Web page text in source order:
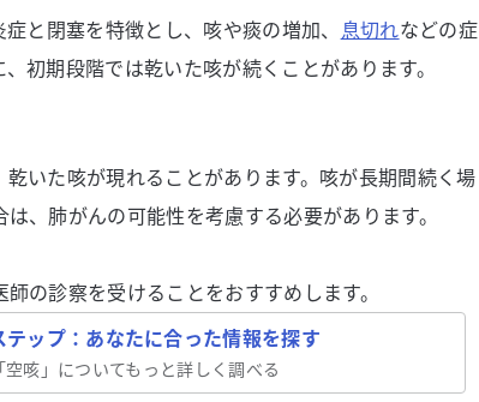
と閉塞を特徴とし、咳や痰の増加、 息切れなどの症
初期段階では乾いた咳が続くことがあります。
乾いた咳が現れることがあります。咳が長期間続く場
は、肺がんの可能性を考慮する必要があります。
の診察を受けることをおすすめします。
テップ：あなたに合った情報を探す
「空咳 」についてもっと詳しく調べる